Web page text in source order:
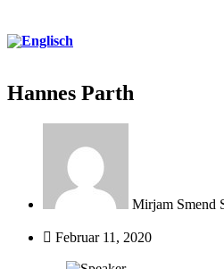
Hannes Parth
Mirjam Smend
Februar 11, 2020